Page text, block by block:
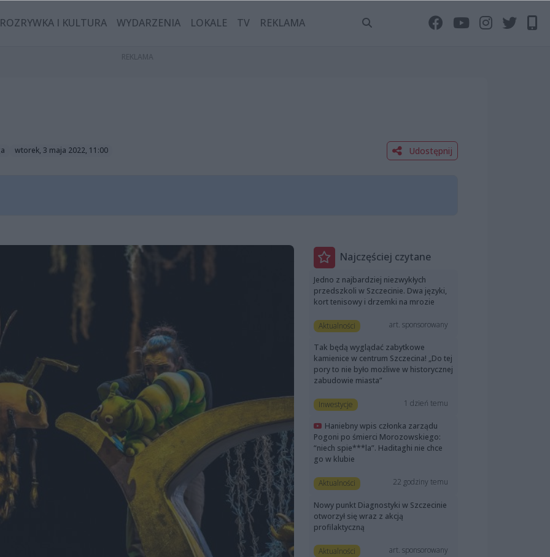
ROZRYWKA I KULTURA WYDARZENIA LOKALE TV REKLAMA
wtorek, 3 maja 2022, 11:00 Udostępnij
Najczęściej czytane
Jedno z najbardziej niezwykłych
przedszkoli w Szczecinie. Dwa języki,
kort tenisowy i drzemki na mrozie
Aktualności art. sponsorowany
Tak będą wyglądać zabytkowe
kamienice w centrum Szczecina! „Do tej
pory to nie było możliwe w historycznej
zabudowie miasta”
Inwestycje 1 dzień temu
Haniebny wpis członka zarządu
Pogoni po śmierci Morozowskiego:
“niech spie***la”. Haditaghi nie chce
go w klubie
Aktualności 22 godziny temu
Nowy punkt Diagnostyki w Szczecinie
otworzył się wraz z akcją
profilaktyczną
Aktualności art. sponsorowany